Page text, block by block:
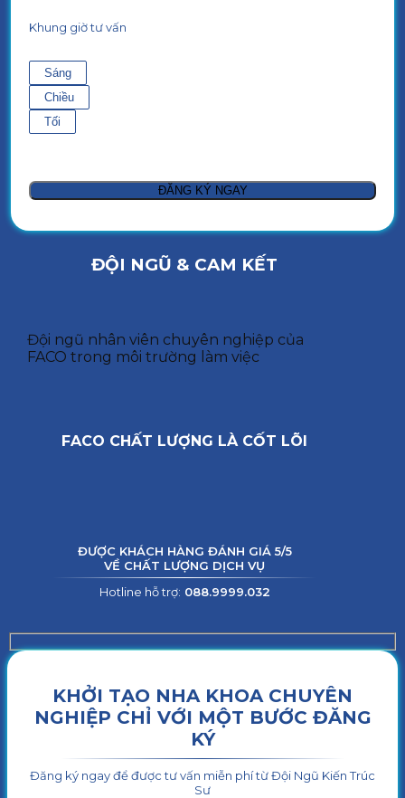
Khung giờ tư vấn
Sáng
Chiều
Tối
ĐỘI NGŨ & CAM KẾT
Đội ngũ nhân viên chuyên nghiệp của
FACO trong môi trường làm việc
FACO CHẤT LƯỢNG LÀ CỐT LÕI
ĐƯỢC KHÁCH HÀNG ĐÁNH GIÁ 5/5
VỀ CHẤT LƯỢNG DỊCH VỤ
Hotline hỗ trợ: 088.9999.032
KHỞI TẠO NHA KHOA CHUYÊN
NGHIỆP CHỈ VỚI MỘT BƯỚC ĐĂNG
KÝ
Đăng ký ngay để được tư vấn miễn phí từ Đội Ngũ Kiến Trúc
Sư